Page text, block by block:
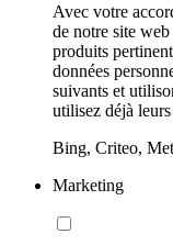
Avec votre
de notre site
produits
données
suivants et
utilisez déjà
Bing, Criteo,
Marketing